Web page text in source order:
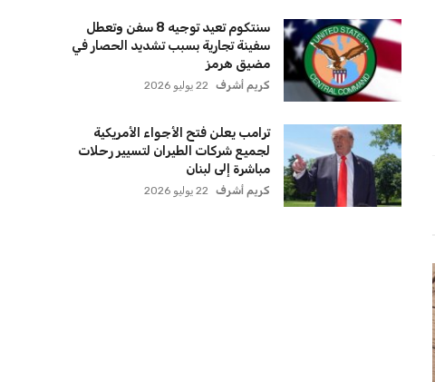
سنتكوم تعيد توجيه 8 سفن وتعطل
سفينة تجارية بسبب تشديد الحصار في
مضيق هرمز
كريم أشرف 22 يوليو 2026
ترامب يعلن فتح الأجواء الأمريكية
لجميع شركات الطيران لتسيير رحلات
مباشرة إلى لبنان
كريم أشرف 22 يوليو 2026